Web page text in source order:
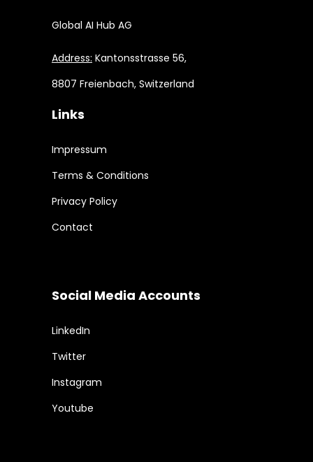
Global AI Hub AG
Address: Kantonsstrasse 56,
8807 Freienbach, Switzerland
Links
Impressum
Terms & Conditions
Privacy Policy
Contact
Social Media Accounts
LinkedIn
Twitter
Instagram
Youtube